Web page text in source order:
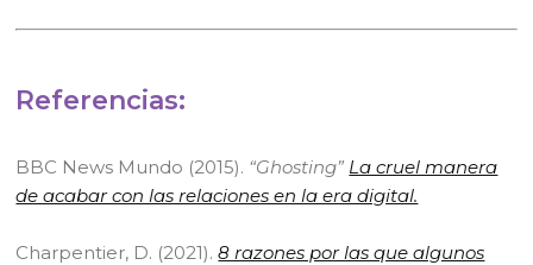
Referencias:
BBC News Mundo (2015). “Ghosting” La cruel manera
de acabar con las relaciones en la era digital.
Charpentier, D. (2021).8 razones por las que algunos